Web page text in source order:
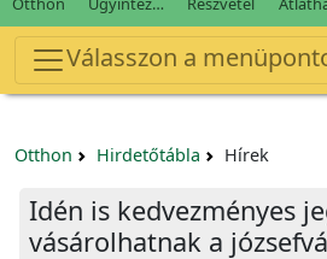
Válasszon a
Otthon Hirdetőtábla Hírek
Idén is kedvezményes
vásárolhatnak a